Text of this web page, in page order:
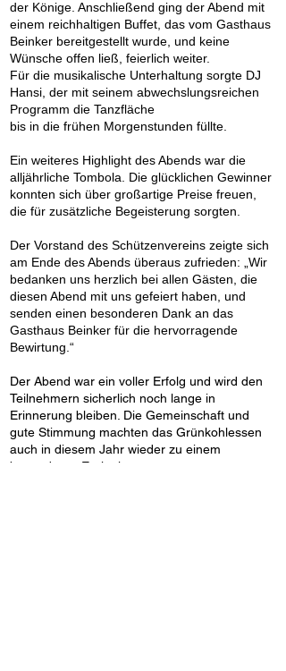
der Könige. Anschließend ging der Abend mit
einem reichhaltigen Buffet, das vom Gasthaus
Beinker bereitgestellt wurde, und keine
Wünsche offen ließ, feierlich weiter.
Für die musikalische Unterhaltung sorgte DJ
Hansi, der mit seinem abwechslungsreichen
Programm die Tanzfläche
bis in die frühen Morgenstunden füllte.
Ein weiteres Highlight des Abends war die
alljährliche Tombola. Die glücklichen Gewinner
konnten sich über großartige Preise freuen,
die für zusätzliche Begeisterung sorgten.
Der Vorstand des Schützenvereins zeigte sich
am Ende des Abends überaus zufrieden: „Wir
bedanken uns herzlich bei allen Gästen, die
diesen Abend mit uns gefeiert haben, und
senden einen besonderen Dank an das
Gasthaus Beinker für die hervorragende
Bewirtung.“
Der Abend war ein voller Erfolg und wird den
Teilnehmern sicherlich noch lange in
Erinnerung bleiben. Die Gemeinschaft und
gute Stimmung machten das Grünkohlessen
auch in diesem Jahr wieder zu einem
besonderen Ereignis.